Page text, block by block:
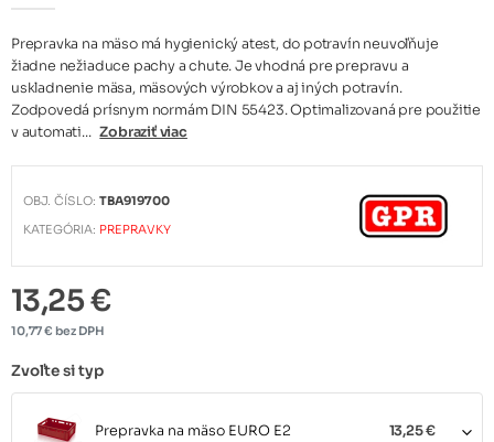
Prepravka na mäso má hygienický atest, do potravín neuvoľňuje
žiadne nežiaduce pachy a chute. Je vhodná pre prepravu a
uskladnenie mäsa, mäsových výrobkov a aj iných potravín.
Zodpovedá prísnym normám DIN 55423. Optimalizovaná pre použitie
v automati... Zobraziť viac
OBJ. ČÍSLO:TBA919700
KATEGÓRIA: PREPRAVKY
13,25 €
10,77 € bez DPH
Zvoľte si typ
Prepravka na mäso EURO E2 13,25 €